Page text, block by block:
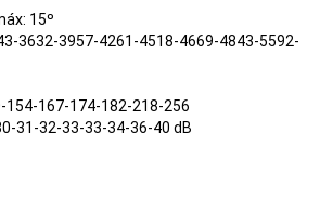
15º
3632-3957-4261-4518-4669-4843-5592-
154-167-174-182-218-256
31-32-33-33-34-36-40 dB